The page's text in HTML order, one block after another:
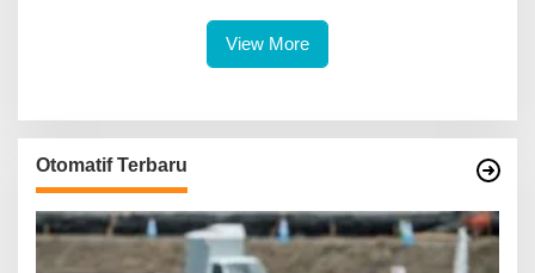
View More
Otomatif Terbaru